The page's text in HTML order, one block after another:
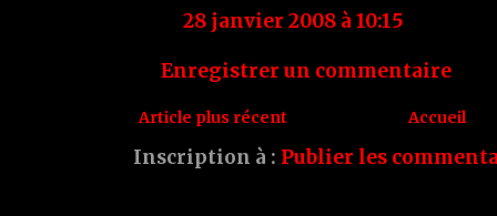
28 janvier 2008 à 10:15
Enregistrer un commentaire
Article plus récent Accueil
Inscription à : Publier les